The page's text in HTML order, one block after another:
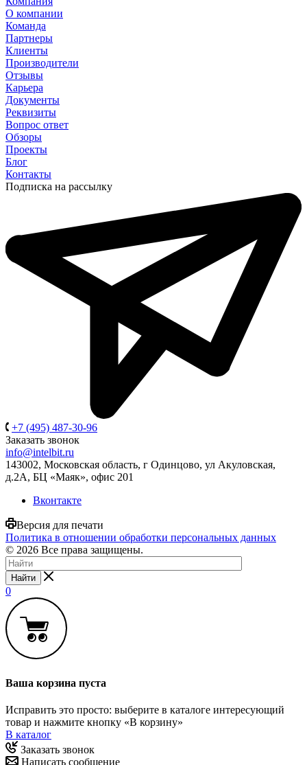
О компании
Команда
Партнеры
Клиенты
Производители
Отзывы
Карьера
Документы
Реквизиты
Вопрос ответ
Обзоры
Проекты
Блог
Контакты
Подписка на рассылку
+7 (495) 487-30-96
Заказать звонок
info@intelbit.ru
143002, Московская область, г Одинцово, ул Акуловская,
д.2А, БЦ «Маяк», офис 201
Вконтакте
Версия для печати
Политика в отношении обработки персональных данных
© 2026 Все права защищены.
Найти
0
Ваша корзина пуста
Исправить это просто: выберите в каталоге интересующий
товар и нажмите кнопку «В корзину»
В каталог
Заказать звонок
Написать сообщение